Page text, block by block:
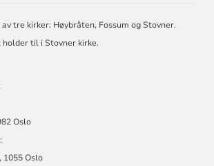
OG
STOVNER
tre kirker: Høybråten, Fossum og Stovner.
til i Stovner kirke.
Oslo
1055 Oslo